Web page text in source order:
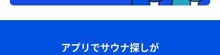
アプリでサウナ探しが